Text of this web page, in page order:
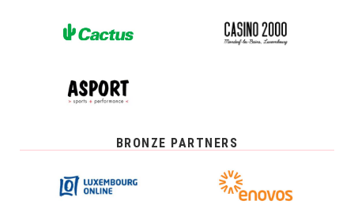
BRONZE PARTNERS